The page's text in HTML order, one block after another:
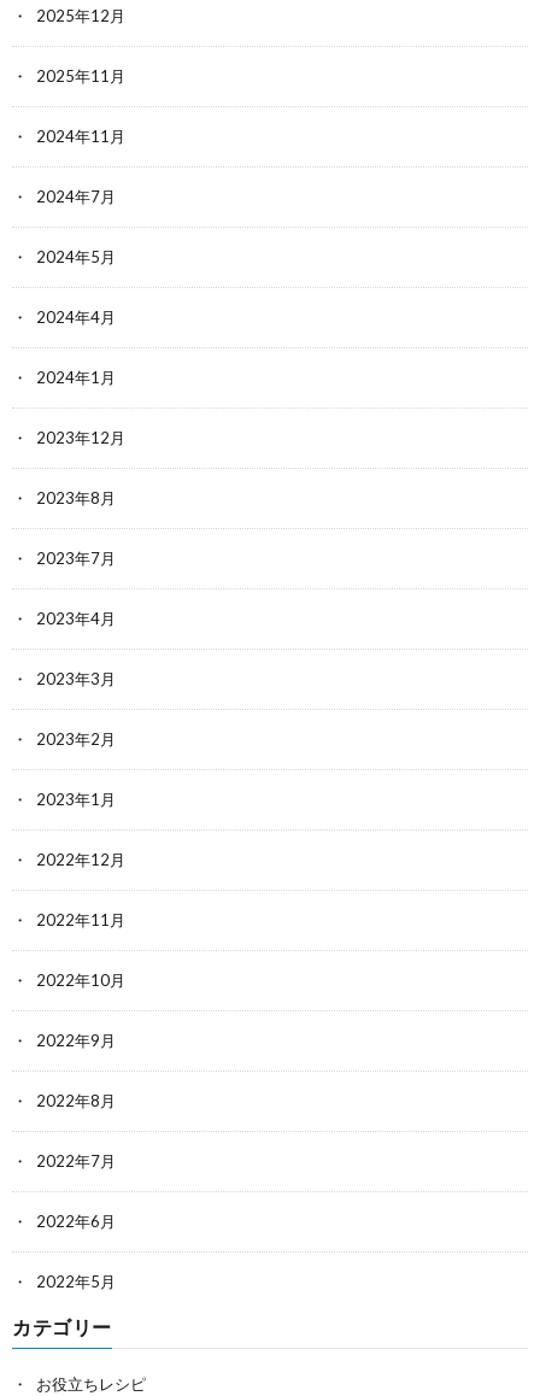
2025年12月
2025年11月
2024年11月
2024年7月
2024年5月
2024年4月
2024年1月
2023年12月
2023年8月
2023年7月
2023年4月
2023年3月
2023年2月
2023年1月
2022年12月
2022年11月
2022年10月
2022年9月
2022年8月
2022年7月
2022年6月
2022年5月
カテゴリー
お役立ちレシピ